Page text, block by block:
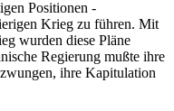
Positionen -
Krieg zu führen. Mit
wurden diese Pläne
Regierung mußte ihre
ihre Kapitulation